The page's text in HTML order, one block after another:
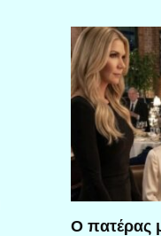
Ο πατέρας